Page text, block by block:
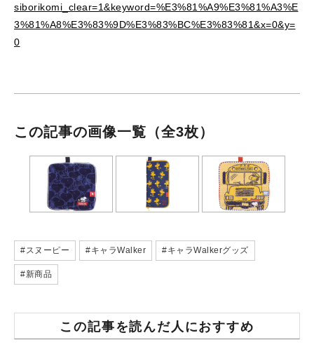
siborikomi_clear=1&keyword=%E3%81%A9%E3%81%A3%E
3%81%A8%E3%83%9D%E3%83%BC%E3%83%81&x=0&y=
0
この記事の画像一覧 （全3枚）
#スヌーピー #キャラWalker #キャラWalkerグッズ
#新商品
この記事を読んだ人におすすめ